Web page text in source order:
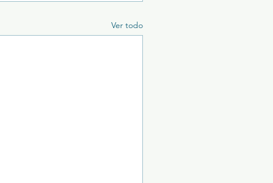
Ver todo